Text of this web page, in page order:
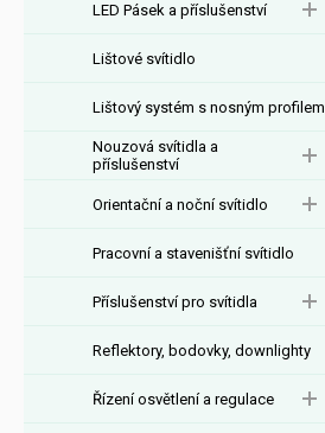
LED Pásek a příslušenství
Lištové svítidlo
Lištový systém s nosným profilem
Nouzová svítidla a
příslušenství
Orientační a noční svítidlo
Pracovní a stavenišťní svítidlo
Příslušenství pro svítidla
Reflektory, bodovky, downlighty
Řízení osvětlení a regulace